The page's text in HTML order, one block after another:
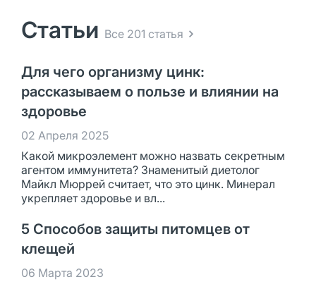
Статьи Все 201 статья
Для чего организму цинк:
рассказываем о пользе и влиянии на
здоровье
02 Апреля 2025
Какой микроэлемент можно назвать секретным
агентом иммунитета? Знаменитый диетолог
Майкл Мюррей считает, что это цинк. Минерал
укрепляет здоровье и вл...
5 Способов защиты питомцев от
клещей
06 Марта 2023